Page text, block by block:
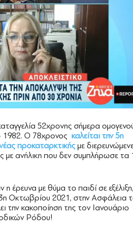
52χρονης σήμερα
1982. Ο 78χρονος καλείται την 5η
προκαταρκτικής με
με ανήλικη που δεν συμπλήρωσε τα
έρευνα με θύμα το παιδί σε
Οκτωβρίου 2021, στην Ασφάλεια
την κακοποίηση της τον Ιανουάριο
Ρόδου!